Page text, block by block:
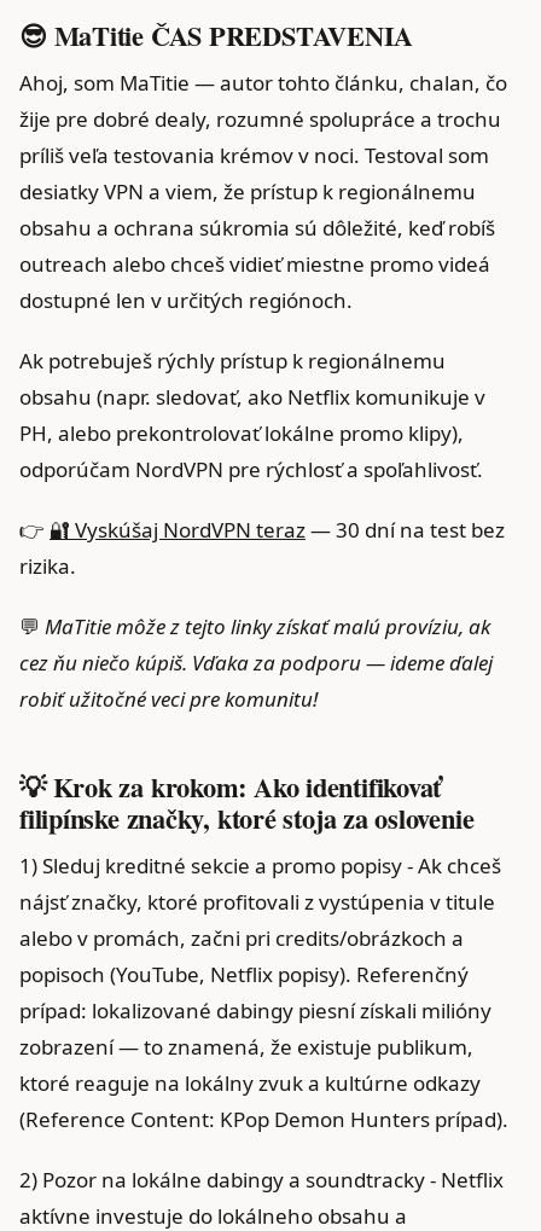
😎 MaTitie ČAS PREDSTAVENIA
Ahoj, som MaTitie — autor tohto článku, chalan, čo
žije pre dobré dealy, rozumné spolupráce a trochu
príliš veľa testovania krémov v noci. Testoval som
desiatky VPN a viem, že prístup k regionálnemu
obsahu a ochrana súkromia sú dôležité, keď robíš
outreach alebo chceš vidieť miestne promo videá
dostupné len v určitých regiónoch.
Ak potrebuješ rýchly prístup k regionálnemu
obsahu (napr. sledovať, ako Netflix komunikuje v
PH, alebo prekontrolovať lokálne promo klipy),
odporúčam NordVPN pre rýchlosť a spoľahlivosť.
👉 🔐 Vyskúšaj NordVPN teraz— 30 dní na test bez
rizika.
💬 MaTitie môže z tejto linky získať malú províziu, ak
cez ňu niečo kúpiš. Vďaka za podporu — ideme ďalej
robiť užitočné veci pre komunitu!
💡 Krok za krokom: Ako identifikovať
filipínske značky, ktoré stoja za oslovenie
1) Sleduj kreditné sekcie a promo popisy - Ak chceš
nájsť značky, ktoré profitovali z vystúpenia v titule
alebo v promách, začni pri credits/obrázkoch a
popisoch (YouTube, Netflix popisy). Referenčný
prípad: lokalizované dabingy piesní získali milióny
zobrazení — to znamená, že existuje publikum,
ktoré reaguje na lokálny zvuk a kultúrne odkazy
(Reference Content: KPop Demon Hunters prípad).
2) Pozor na lokálne dabingy a soundtracky - Netflix
aktívne investuje do lokálneho obsahu a